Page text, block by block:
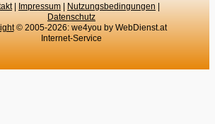
| Impressum | Nutzungsbedingungen |
Datenschutz
© 2005-2026: we4you by WebDienst.at
Internet-Service